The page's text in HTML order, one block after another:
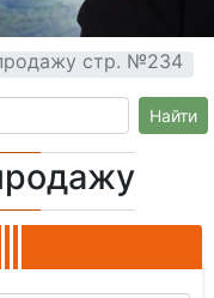
стр. №234
Найти